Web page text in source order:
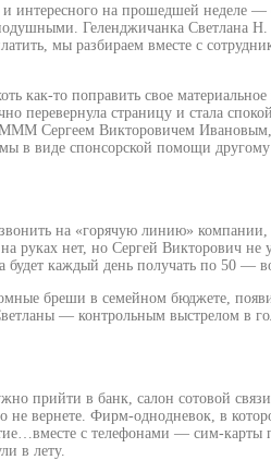
интересного на прошедшей
Геленджичанка
мы разбираем вместе с
как-то поправить свое
страницу и стала
Сергеем Викторовичем
в виде спонсорской помощи
на «горячую линию» компании,
руках нет, но Сергей Викторович
каждый день получать по 50 —
бреши в семейном бюджете,
— контрольным выстрелом в
прийти в банк, салон сотовой
не вернете. Фирм-однодневок, в
с телефонами — сим-
в лету.